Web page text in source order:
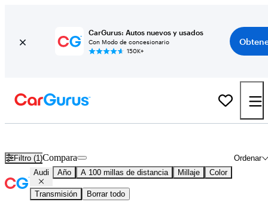
CarGurus: Autos nuevos y usados
Con Modo de concesionario
150K+
Filtro (1) Ordenar
Compara
Audi Año A 100 millas de distancia Millaje Color
Transmisión Borrar todo